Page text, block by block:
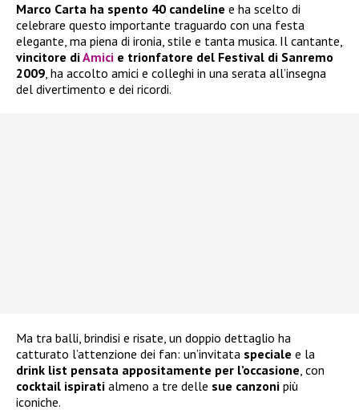
Marco Carta ha spento 40 candeline e ha scelto di
celebrare questo importante traguardo con una festa
elegante, ma piena di ironia, stile e tanta musica. Il cantante,
vincitore diAmici e trionfatore del Festival di Sanremo
2009, ha accolto amici e colleghi in una serata all’insegna
del divertimento e dei ricordi.
Ma tra balli, brindisi e risate, un doppio dettaglio ha
catturato l’attenzione dei fan: un’invitata speciale e la
drink list pensata appositamente per l’occasione, con
cocktail ispirati almeno a tre delle sue canzoni più
iconiche.